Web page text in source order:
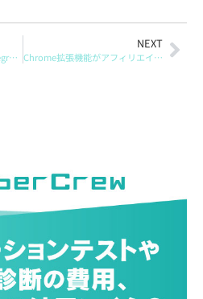
GitHub・Google Drive・Telegramを悪用する新マルウェア「SloppyMIO」—人権団体を狙う攻撃の全体像
NEXT
Chrome拡張機能がアフィリエイトリンクを乗っ取り：ChatGPTトークン窃取も確認